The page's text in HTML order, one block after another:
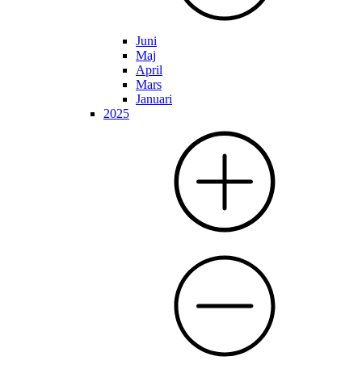
Juni
Maj
April
Mars
Januari
2025